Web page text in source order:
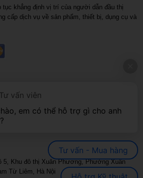
tục khẳng định vị trí của người dẫn đầu thị
cấp dịch vụ về sản phẩm, thiết bị, dụng cụ và
LÒNG KHÔNG SỬA XÓA)
5, Khu đô thị Xuân Phương, Phường Xuân
Từ Liêm, Hà Nội
Tư vấn viên
em có thể hỗ trợ gì cho anh
Tư vấn - Mua hàng